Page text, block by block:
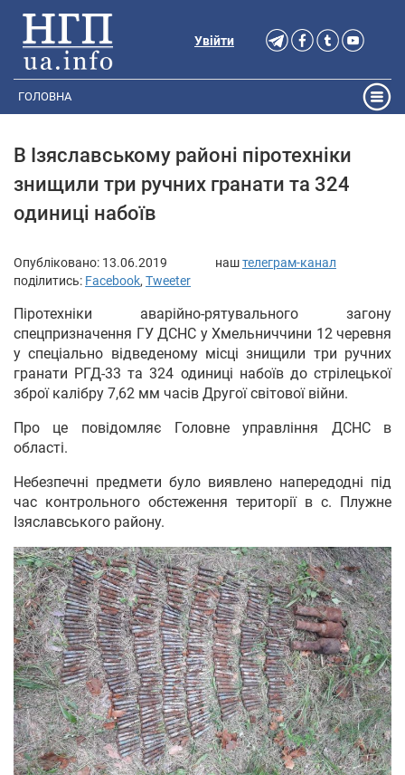
Увійти
ГОЛОВНА
В Ізяславському районі піротехніки
знищили три ручних гранати та 324
одиниці набоїв
Опубліковано: 13.06.2019 наштелеграм-канал
поділитись: Facebook, Tweeter
Піротехніки аварійно-рятувального загону
спецпризначення ГУ ДСНС у Хмельниччини 12 черевня
у спеціально відведеному місці знищили три ручних
гранати РГД-33 та 324 одиниці набоїв до стрілецької
зброї калібру 7,62 мм часів Другої світової війни.
Про це повідомляє Головне управління ДСНС в
області.
Небезпечні предмети було виявлено напередодні під
час контрольного обстеження території в с. Плужне
Ізяславського району.